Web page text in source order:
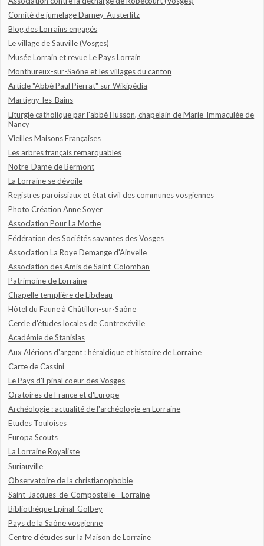
Comité de jumelage Darney-Austerlitz
Blog des Lorrains engagés
Le village de Sauville (Vosges)
Musée Lorrain et revue Le Pays Lorrain
Monthureux-sur-Saône et les villages du canton
Article "Abbé Paul Pierrat" sur Wikipédia
Martigny-les-Bains
Liturgie catholique par l'abbé Husson, chapelain de Marie-Immaculée de
Nancy
Vieilles Maisons Françaises
Les arbres français remarquables
Notre-Dame de Bermont
La Lorraine se dévoile
Registres paroissiaux et état civil des communes vosgiennes
Photo Création Anne Soyer
Association Pour La Mothe
Fédération des Sociétés savantes des Vosges
Association La Roye Demange d'Ainvelle
Association des Amis de Saint-Colomban
Patrimoine de Lorraine
Chapelle templière de Libdeau
Hôtel du Faune à Châtillon-sur-Saône
Cercle d'études locales de Contrexéville
Académie de Stanislas
Aux Alérions d'argent : héraldique et histoire de Lorraine
Carte de Cassini
Le Pays d'Epinal coeur des Vosges
Oratoires de France et d'Europe
Archéologie : actualité de l'archéologie en Lorraine
Etudes Touloises
Europa Scouts
La Lorraine Royaliste
Suriauville
Observatoire de la christianophobie
Saint-Jacques-de-Compostelle - Lorraine
Bibliothèque Epinal-Golbey
Pays de la Saône vosgienne
Centre d'études sur la Maison de Lorraine